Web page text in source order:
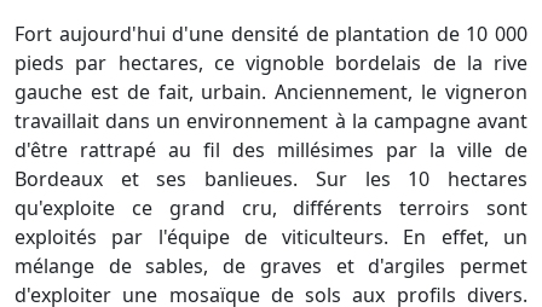
Fort aujourd'hui d'une densité de plantation de 10 000
pieds par hectares, ce vignoble bordelais de la rive
gauche est de fait, urbain. Anciennement, le vigneron
travaillait dans un environnement à la campagne avant
d'être rattrapé au fil des millésimes par la ville de
Bordeaux et ses banlieues. Sur les 10 hectares
qu'exploite ce grand cru, différents terroirs sont
exploités par l'équipe de viticulteurs. En effet, un
mélange de sables, de graves et d'argiles permet
d'exploiter une mosaïque de sols aux profils divers.